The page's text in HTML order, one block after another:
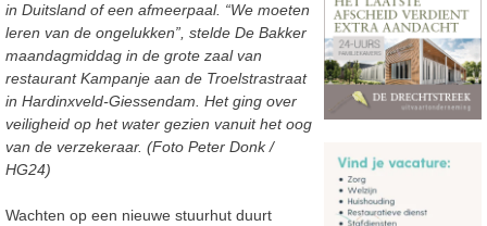
in Duitsland of een afmeerpaal. “We moeten
leren van de ongelukken”, stelde De Bakker
maandagmiddag in de grote zaal van
restaurant Kampanje aan de Troelstrastraat
in Hardinxveld-Giessendam. Het ging over
veiligheid op het water gezien vanuit het oog
van de verzekeraar. (Foto Peter Donk /
HG24)
Wachten op een nieuwe stuurhut duurt